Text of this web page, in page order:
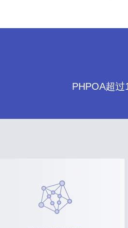
PHPOA超